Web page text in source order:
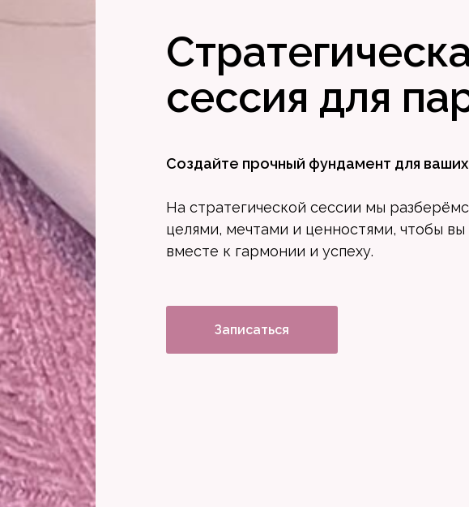
сессия для
Создайте прочный фундамент для
На стратегической сессии мы
целями, мечтами и ценностями, чтобы вы
вместе к гармонии и успеху.
Записаться